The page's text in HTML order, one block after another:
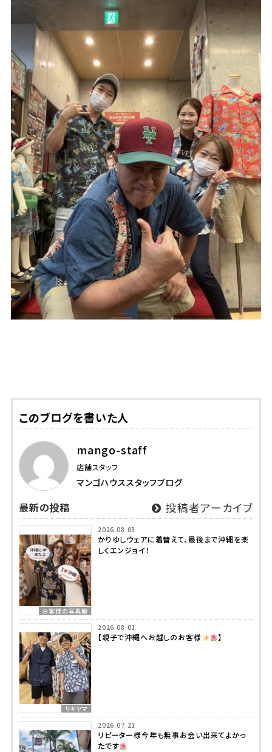
このブログを書いた人
mango-staff
店舗スタッフ
マンゴハウススタッフブログ
最新の投稿 投稿者アーカイブ
お客様の写真館
2026.08.03
かりゆしウェアに着替えて、最後まで沖縄を楽
しくエンジョイ！
サキヤマ
2026.08.01
【親子で沖縄へお越しのお客様 】
2026.07.21
リピーター様今年も無事お会い出来てよかっ
たです